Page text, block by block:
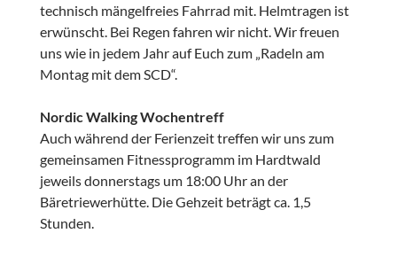
technisch mängelfreies Fahrrad mit. Helmtragen ist
erwünscht. Bei Regen fahren wir nicht. Wir freuen
uns wie in jedem Jahr auf Euch zum „Radeln am
Montag mit dem SCD“.
Nordic Walking Wochentreff
Auch während der Ferienzeit treffen wir uns zum
gemeinsamen Fitnessprogramm im Hardtwald
jeweils donnerstags um 18:00 Uhr an der
Bäretriewerhütte. Die Gehzeit beträgt ca. 1,5
Stunden.